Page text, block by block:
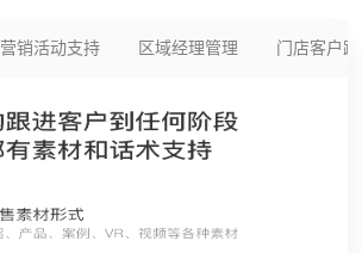
营销活动支持 区域经理管理 门店客户